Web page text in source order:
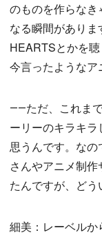
のものを作らなき
なる瞬間があり
HEARTSとかを
今言ったようなア
――ただ、これま
ーリーのキラキ
思うんです。な
さんやアニメ制
たんですが、どう
細美：レーベル